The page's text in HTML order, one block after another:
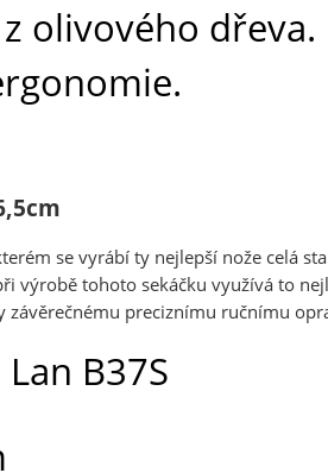
olivového dřeva.
se vyrábí ty nejlepší nože celá
výrobě tohoto sekáčku využívá to
závěrečnému preciznímu ručnímu
B37S